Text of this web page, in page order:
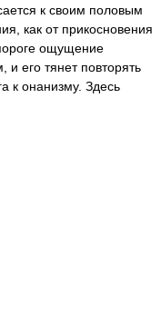
к своим половым
как от прикосновения
ощущение
его тянет повторять
к онанизму. Здесь